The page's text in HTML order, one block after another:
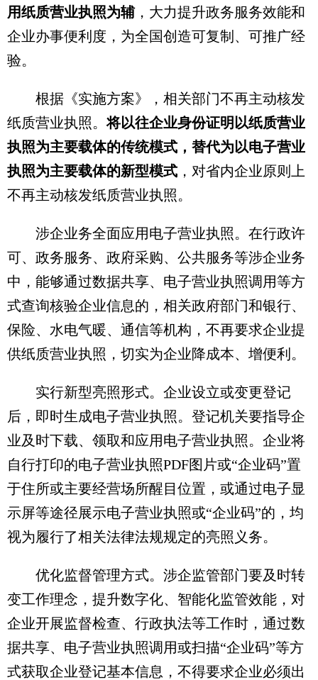
用纸质营业执照为辅，大力提升政务服务效能和
企业办事便利度，为全国创造可复制、可推广经
验。
根据《实施方案》，相关部门不再主动核发
纸质营业执照。将以往企业身份证明以纸质营业
执照为主要载体的传统模式，替代为以电子营业
执照为主要载体的新型模式 ，对省内企业原则上
不再主动核发纸质营业执照。
涉企业务全面应用电子营业执照。在行政许
可、政务服务、政府采购、公共服务等涉企业务
中，能够通过数据共享、电子营业执照调用等方
式查询核验企业信息的，相关政府部门和银行、
保险、水电气暖、通信等机构，不再要求企业提
供纸质营业执照，切实为企业降成本、增便利。
实行新型亮照形式。企业设立或变更登记
后，即时生成电子营业执照。登记机关要指导企
业及时下载、领取和应用电子营业执照。企业将
自行打印的电子营业执照PDF图片或“企业码”置
于住所或主要经营场所醒目位置，或通过电子显
示屏等途径展示电子营业执照或“企业码”的，均
视为履行了相关法律法规规定的亮照义务。
优化监督管理方式。涉企监管部门要及时转
变工作理念，提升数字化、智能化监管效能，对
企业开展监督检查、行政执法等工作时，通过数
据共享、电子营业执照调用或扫描“企业码”等方
式获取企业登记基本信息，不得要求企业必须出